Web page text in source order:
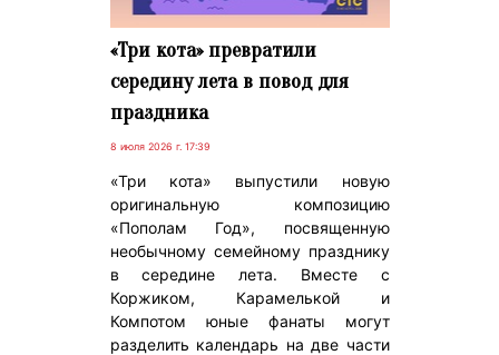
«Три кота» превратили
середину лета в повод для
праздника
8 июля 2026 г. 17:39
«Три кота» выпустили новую
оригинальную композицию
«Пополам Год», посвященную
необычному семейному празднику
в середине лета. Вместе с
Коржиком, Карамелькой и
Компотом юные фанаты могут
разделить календарь на две части